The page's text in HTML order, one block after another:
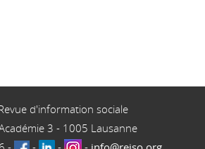
d'information sociale
3 - 1005 Lausanne